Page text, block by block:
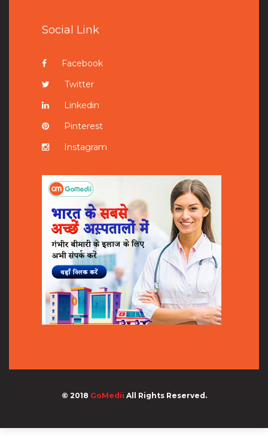
Social Link
Facebook
Twitter
Linkedin
Pinterest
Instagram
© 2018 GoMedii All Rights Reserved.